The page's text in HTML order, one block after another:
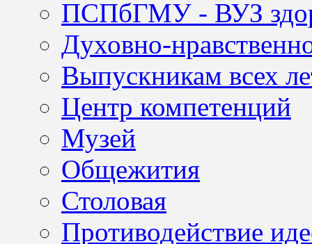
ПСПбГМУ - ВУЗ
Духовно-
Выпускникам всех
Центр компетенций
Музей
Общежития
Столовая
Противодействие